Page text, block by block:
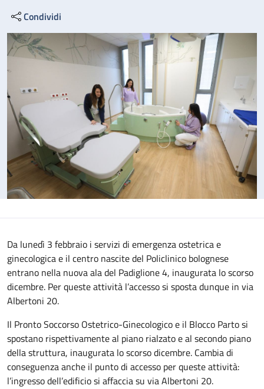
Condividi
Da lunedì 3 febbraio i servizi di emergenza ostetrica e
ginecologica e il centro nascite del Policlinico bolognese
entrano nella nuova ala del Padiglione 4, inaugurata lo scorso
dicembre. Per queste attività l’accesso si sposta dunque in via
Albertoni 20.
Il Pronto Soccorso Ostetrico-Ginecologico e il Blocco Parto si
spostano rispettivamente al piano rialzato e al secondo piano
della struttura, inaugurata lo scorso dicembre. Cambia di
conseguenza anche il punto di accesso per queste attività:
l’ingresso dell’edificio si affaccia su via Albertoni 20.